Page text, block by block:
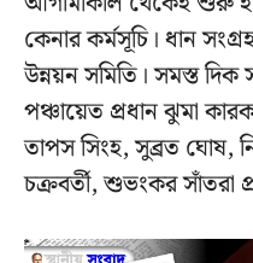
কেনার কর্মসূচি। ধান
উন্নয়ন সমিতি। সমস্ত দিক
পঞ্চায়েত প্রধান ঝুমা
তাপস সিংহ, সুব্রত ঘোষ,
চক্রবর্তী, শুভংকর সাঁতরা